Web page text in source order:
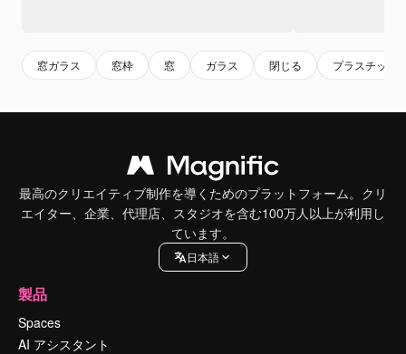
窓ガラス 窓枠 窓 ガラス 閉じる プラスチック
最高のクリエイティブ制作を導くためのプラットフォーム。クリ
エイター、企業、代理店、スタジオを含む100万人以上が利用し
ています。
日本語
製品
Spaces
AI アシスタント